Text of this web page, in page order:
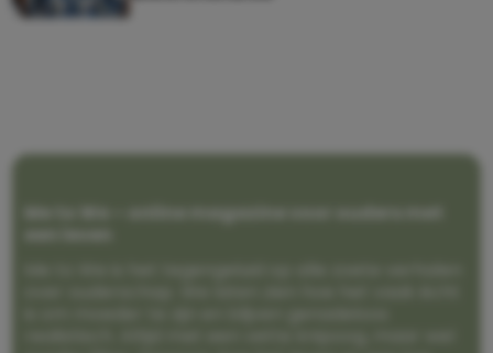
Me to We – online magazine voor ouders met